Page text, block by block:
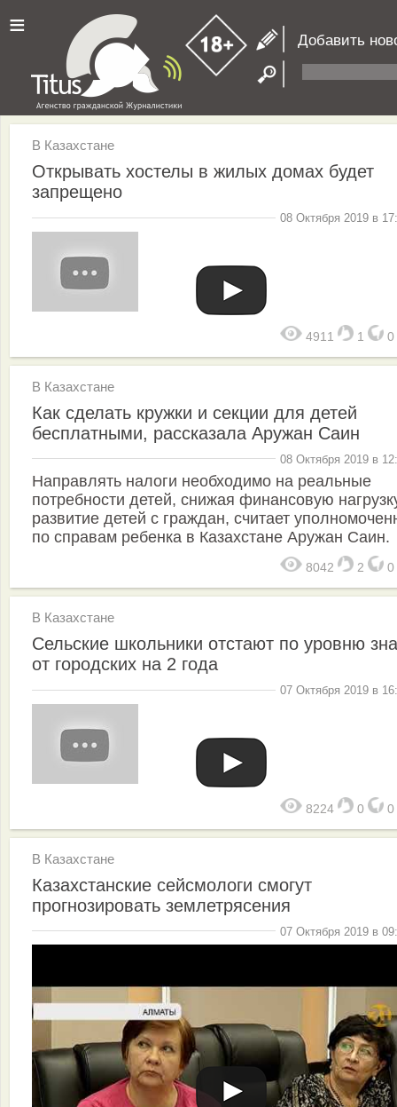
≡ Добавить
В Казахстане
Открывать хостелы в жилых домах будет
запрещено
08 Октября 2019 в
4911 1 0
В Казахстане
Как сделать кружки и секции для детей
бесплатными, рассказала Аружан Саин
08 Октября 2019 в
Направлять налоги необходимо на реальные
потребности детей, снижая финансовую
развитие детей с граждан, считает
по справам ребенка в Казахстане Аружан Саин.
8042 2 0
В Казахстане
Сельские школьники отстают по уровню
от городских на 2 года
07 Октября 2019 в
8224 0 0
В Казахстане
Казахстанские сейсмологи смогут
прогнозировать землетрясения
07 Октября 2019 в